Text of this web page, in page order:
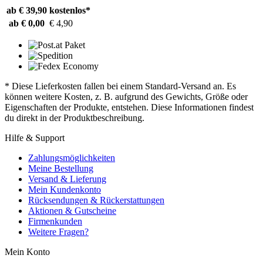
ab € 39,90 kostenlos*
ab € 0,00 € 4,90
* Diese Lieferkosten fallen bei einem Standard-Versand an. Es
können weitere Kosten, z. B. aufgrund des Gewichts, Größe oder
Eigenschaften der Produkte, entstehen. Diese Informationen findest
du direkt in der Produktbeschreibung.
Hilfe & Support
Zahlungsmöglichkeiten
Meine Bestellung
Versand & Lieferung
Mein Kundenkonto
Rücksendungen & Rückerstattungen
Aktionen & Gutscheine
Firmenkunden
Weitere Fragen?
Mein Konto